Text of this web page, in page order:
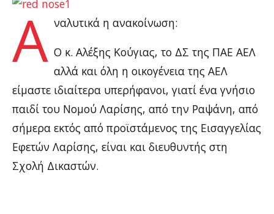
Α ναλυτικά η ανακοίνωση:
Ο κ. Αλέξης Κούγιας, το ΔΣ της ΠΑΕ ΑΕΛ
αλλά και όλη η οικογένεια της ΑΕΛ
είμαστε ιδιαίτερα υπερήφανοι, γιατί ένα γνήσιο
παιδί του Νομού Λαρίσης, από την Ραψάνη, από
σήμερα εκτός από προϊστάμενος της Εισαγγελίας
Εφετών Λαρίσης, είναι και διευθυντής στη
Σχολή Δικαστών.